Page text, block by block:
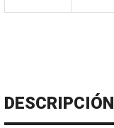
DESCRIPCIÓN